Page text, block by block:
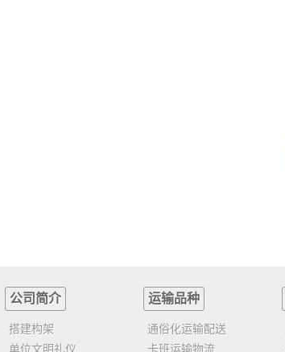
公司简介
搭建构架
单位文明礼仪
运输品种
通俗化运输配送
卡班运输物流